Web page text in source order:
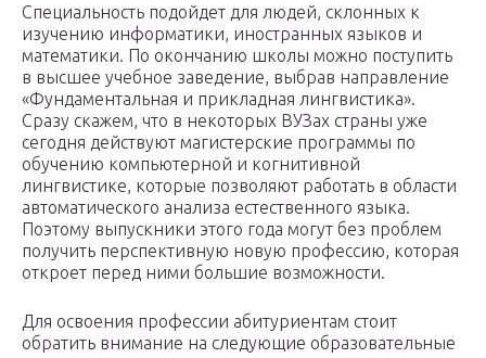
Специальность подойдет для людей, склонных к
изучению информатики, иностранных языков и
математики. По окончанию школы можно поступить
в высшее учебное заведение, выбрав направление
«Фундаментальная и прикладная лингвистика».
Сразу скажем, что в некоторых ВУЗах страны уже
сегодня действуют магистерские программы по
обучению компьютерной и когнитивной
лингвистике, которые позволяют работать в области
автоматического анализа естественного языка.
Поэтому выпускники этого года могут без проблем
получить перспективную новую профессию, которая
откроет перед ними большие возможности.
Для освоения профессии абитуриентам стоит
обратить внимание на следующие образовательные